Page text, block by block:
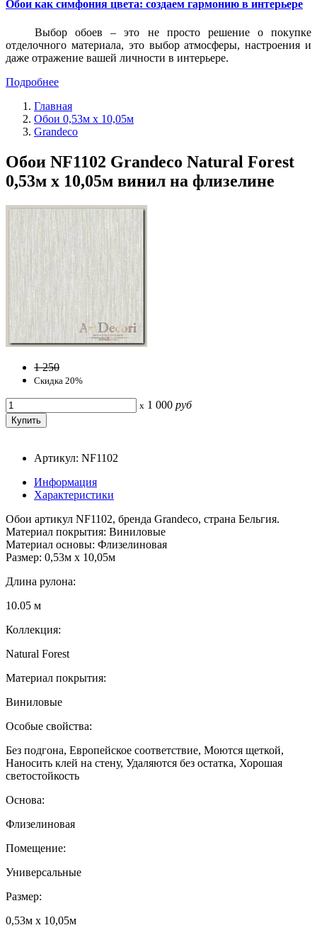
Обои как симфония цвета: создаем гармонию в интерьере
Выбор обоев – это не просто решение о покупке
отделочного материала, это выбор атмосферы, настроения и
даже отражение вашей личности в интерьере.
Подробнее
Главная
Обои 0,53м x 10,05м
Grandeco
Обои NF1102 Grandeco Natural Forest
0,53м x 10,05м винил на флизелине
1 250
Скидка 20%
x 1 000 руб
Артикул: NF1102
Информация
Характеристики
Обои артикул NF1102, бренда Grandeco, страна Бельгия.
Материал покрытия: Виниловые
Материал основы: Флизелиновая
Размер: 0,53м x 10,05м
Длина рулона:
10.05 м
Коллекция:
Natural Forest
Материал покрытия:
Виниловые
Особые свойства:
Без подгона, Европейское соответствие, Моются щеткой,
Наносить клей на стену, Удаляются без остатка, Хорошая
светостойкость
Основа:
Флизелиновая
Помещение:
Универсальные
Размер:
0,53м x 10,05м